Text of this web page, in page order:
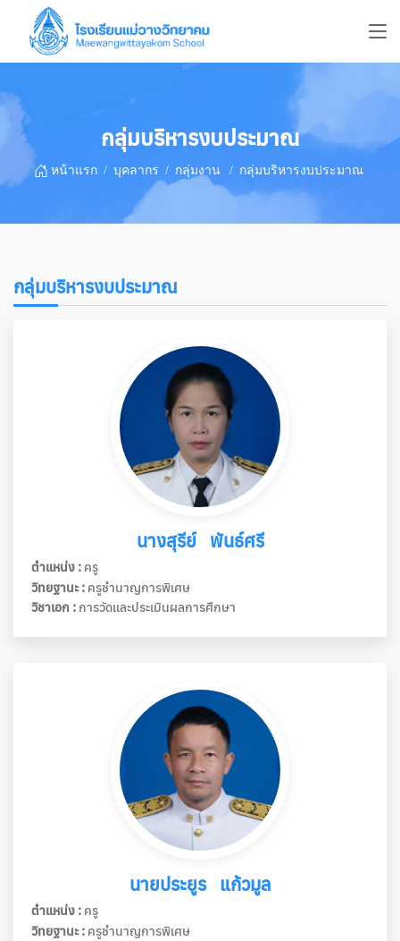
กลุ่มบริหารงบประมาณ
หน้าแรก บุคลากร กลุ่มงาน กลุ่มบริหารงบประมาณ
กลุ่มบริหารงบประมาณ
นางสุรีย์ พันธ์ศรี
ตำแหน่ง : ครู
วิทยฐานะ : ครูชำนาญการพิเศษ
วิชาเอก : การวัดและประเมินผลการศึกษา
นายประยูร แก้วมูล
ตำแหน่ง : ครู
วิทยฐานะ : ครูชำนาญการพิเศษ